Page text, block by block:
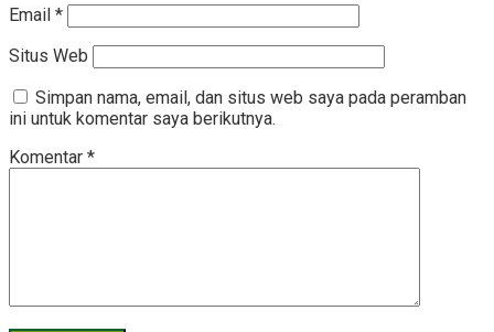
Email *
Situs Web
Simpan nama, email, dan situs web saya pada peramban
ini untuk komentar saya berikutnya.
Komentar *